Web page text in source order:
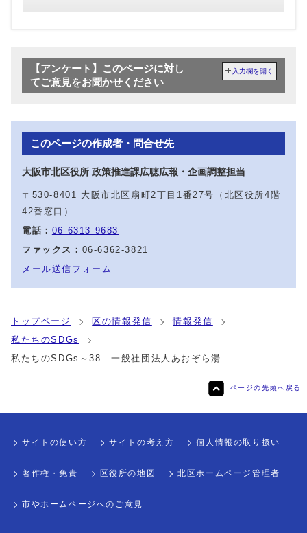
【アンケート】このページに対し
てご意見をお聞かせください
入力欄を開く
このページの作成者・問合せ先
大阪市北区役所 政策推進課広聴広報・企画調整担当
〒530-8401 大阪市北区扇町2丁目1番27号（北区役所4階
42番窓口）
電話： 06-6313-9683
ファックス： 06-6362-3821
メール送信フォーム
トップページ 区の情報発信
情報発信
私たちのSDGs
私たちのSDGs～38 一般社団法人あおぞら湯
ページの先頭へ戻る
サイトの使い方 サイトの考え方 個人情報の取り扱い
著作権・免責 区役所の地図 北区ホームページ管理者
市やホームページへのご意見